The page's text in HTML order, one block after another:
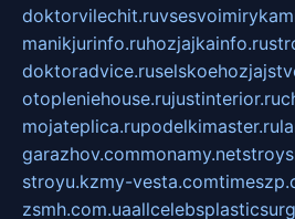
doktorvilechit.ru
manikjurinfo.ruhozjajkainfo.ru
doktoradvice.ru
otopleniehouse.rujustinterior.ru
mojateplica.rupodelkimaster.ru
garazhov.commonamy.net
stroyu.kzmy-vesta.com
zsmh.com.ua